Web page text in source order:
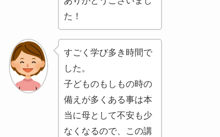
た！
すごく学び多き時間で
した。
子どものもしもの時の
備えが多くある事は本
当に母として不安も少
なくなるので、この講